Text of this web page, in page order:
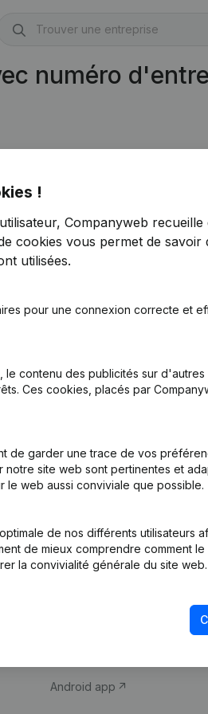
numéro
!
Companyweb
cookies vous permet de savoir
utilisées.
pour une connexion correcte et
contenu des publicités sur
Ces cookies, placés par
de garder une trace de vos
site web sont pertinentes et
web aussi conviviale que possible.
de nos différents utilisateurs
de mieux comprendre comment
la convivialité générale du site web.
Produit
d’entreprise
Monitoring
Android app